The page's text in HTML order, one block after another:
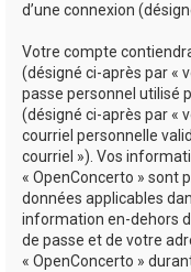
d’une connexion
Votre compte
(désigné ci-après par «
passe personnel utilisé
(désigné ci-après par «
courriel personnelle
courriel »). Vos
« OpenConcerto » sont
données applicables
information en-dehors
de passe et de votre
« OpenConcerto »